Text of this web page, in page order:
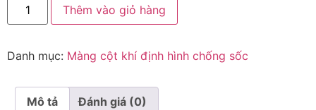
Thêm vào giỏ hàng
Danh mục: Màng cột khí định hình chống sốc
Mô tả Đánh giá (0)